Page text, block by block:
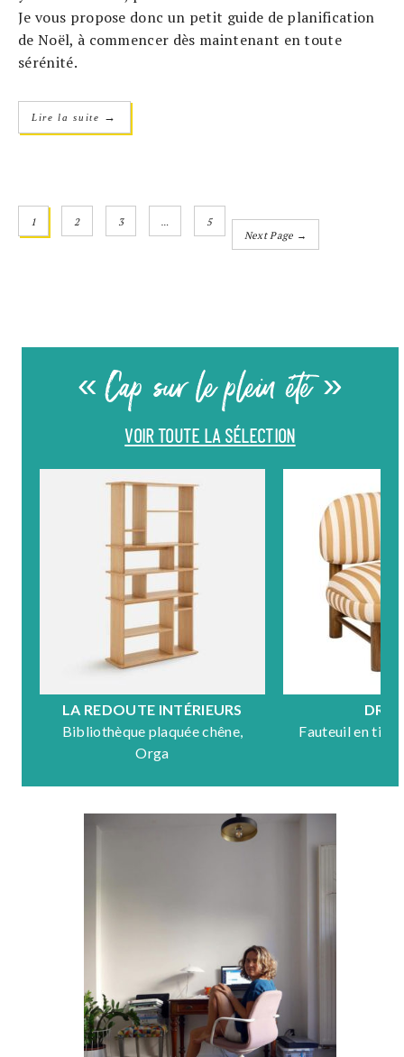
Je vous propose donc un petit guide de planification
de Noël, à commencer dès maintenant en toute
sérénité.
Lire la suite →
1 2 3
5
Next Page →
« Cap sur le plein été »
VOIR TOUTE LA SÉLECTION
LA REDOUTE INTÉRIEURS
Bibliothèque plaquée chêne,
Orga
Fauteuil en